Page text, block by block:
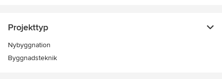
Projekttyp
Nybyggnation
Byggnadsteknik